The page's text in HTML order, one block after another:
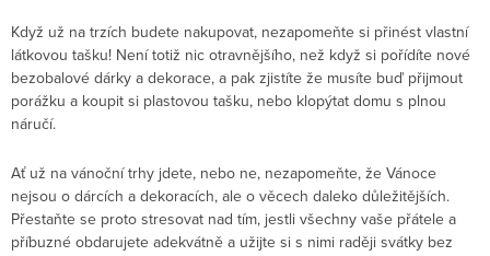
Když už na trzích budete nakupovat, nezapomeňte si přinést vlastní
látkovou tašku! Není totiž nic otravnějšího, než když si pořídíte nové
bezobalové dárky a dekorace, a pak zjistíte že musíte buď přijmout
porážku a koupit si plastovou tašku, nebo klopýtat domu s plnou
náručí.
Ať už na vánoční trhy jdete, nebo ne, nezapomeňte, že Vánoce
nejsou o dárcích a dekoracích, ale o věcech daleko důležitějších.
Přestaňte se proto stresovat nad tím, jestli všechny vaše přátele a
příbuzné obdarujete adekvátně a užijte si s nimi raději svátky bez